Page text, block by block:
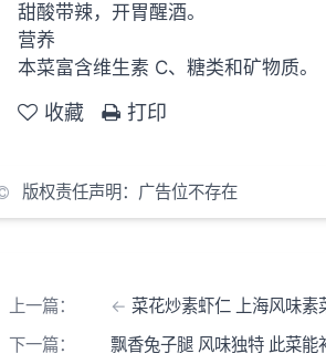
甜酸带辣，开胃醒酒。
营养
本菜富含维生素 C、糖类和矿物质。
收藏 打印
版权责任声明：广告位不存在
上一篇：
菜花炒素虾仁 上海风味素
下一篇：
飘香兔子腿 风味独特 此菜能